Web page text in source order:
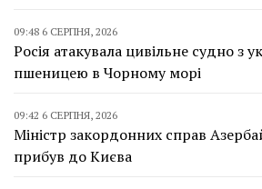
09:48 6 СЕРПНЯ, 2026
Росія атакувала цивільне судно з
пшеницею в Чорному морі
09:42 6 СЕРПНЯ, 2026
Міністр закордонних справ
прибув до Києва